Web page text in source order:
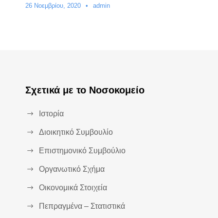
26 Νοεμβρίου, 2020 • admin
Σχετικά με το Νοσοκομείο
Ιστορία
Διοικητικό Συμβουλίο
Επιστημονικό Συμβούλιο
Οργανωτικό Σχήμα
Οικονομικά Στοιχεία
Πεπραγμένα – Στατιστικά